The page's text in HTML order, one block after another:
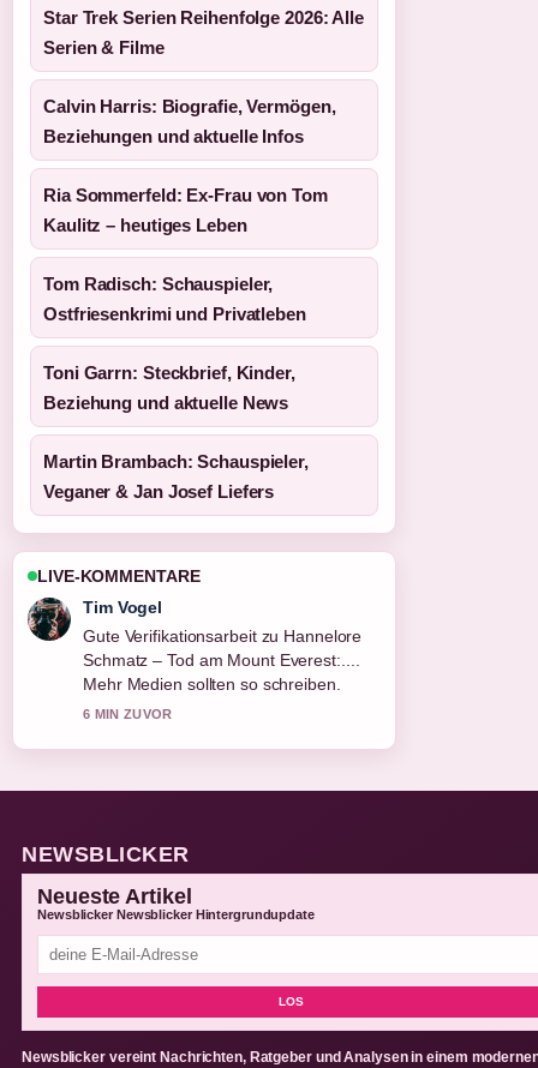
Star Trek Serien Reihenfolge 2026: Alle
Serien & Filme
Calvin Harris: Biografie, Vermögen,
Beziehungen und aktuelle Infos
Ria Sommerfeld: Ex-Frau von Tom
Kaulitz – heutiges Leben
Tom Radisch: Schauspieler,
Ostfriesenkrimi und Privatleben
Toni Garrn: Steckbrief, Kinder,
Beziehung und aktuelle News
Martin Brambach: Schauspieler,
Veganer & Jan Josef Liefers
LIVE-KOMMENTARE
Tim Vogel
Gute Verifikationsarbeit zu Hannelore
Schmatz – Tod am Mount Everest:....
Mehr Medien sollten so schreiben.
6 MIN ZUVOR
NEWSBLICKER
Neueste Artikel
Newsblicker Newsblicker Hintergrundupdate
LOS
Newsblicker vereint Nachrichten, Ratgeber und Analysen in einem